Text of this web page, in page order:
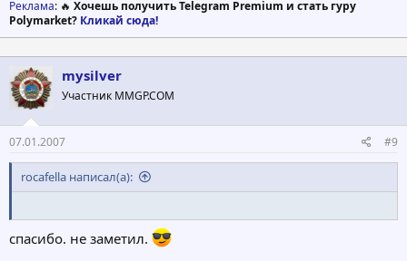
Реклама: 🔥 Хочешь получить Telegram Premium и стать гуру
Polymarket? Кликай сюда!
mysilver
Участник MMGP.COM
07.01.2007 #9
rocafella написал(а):
спасибо. не заметил.